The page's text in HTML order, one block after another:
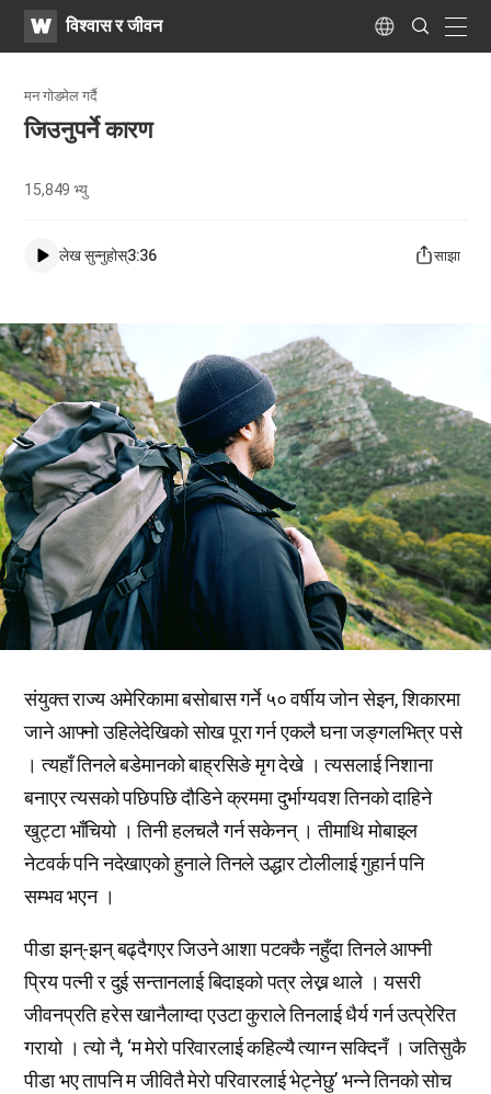
WATVविश्वास र जीवन Language
Search
Submit
मन गोडमेल गर्दै
जिउनुपर्ने कारण
15,849भ्यु
लेख सुन्नुहोस्3:36 साझा
संयुक्त राज्य अमेरिकामा बसोबास गर्ने ५० वर्षीय जोन सेइन, शिकारमा
जाने आफ्नो उहिलेदेखिको सोख पूरा गर्न एकलै घना जङ्गलभित्र पसे
। त्यहाँ तिनले बडेमानको बाह्रसिङे मृग देखे । त्यसलाई निशाना
बनाएर त्यसको पछिपछि दौडिने क्रममा दुर्भाग्यवश तिनको दाहिने
खुट्टा भाँचियो । तिनी हलचलै गर्न सकेनन् । तीमाथि मोबाइल
नेटवर्क पनि नदेखाएको हुनाले तिनले उद्धार टोलीलाई गुहार्न पनि
सम्भव भएन ।
पीडा झन्-झन् बढ्दैगएर जिउने आशा पटक्कै नहुँदा तिनले आफ्नी
प्रिय पत्नी र दुई सन्तानलाई बिदाइको पत्र लेख्न थाले । यसरी
जीवनप्रति हरेस खानैलाग्दा एउटा कुराले तिनलाई धैर्य गर्न उत्प्रेरित
गरायो । त्यो नै, ‘म मेरो परिवारलाई कहिल्यै त्याग्न सक्दिनँ । जतिसुकै
पीडा भए तापनि म जीवितै मेरो परिवारलाई भेट्नेछु’ भन्ने तिनको सोच